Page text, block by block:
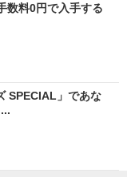
数料0円で入手する
SPECIAL」であな